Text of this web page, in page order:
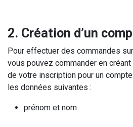
2. Création d’un
Pour effectuer des commandes
vous pouvez commander en
de votre inscription pour un
les données suivantes :
prénom et nom